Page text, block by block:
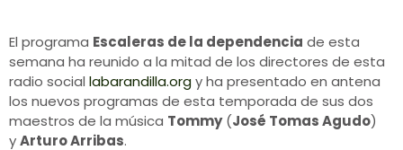
El programa Escaleras de la dependencia de esta
semana ha reunido a la mitad de los directores de esta
radio social labarandilla.orgy ha presentado en antena
los nuevos programas de esta temporada de sus dos
maestros de la música Tommy(José Tomas Agudo)
yArturo Arribas.